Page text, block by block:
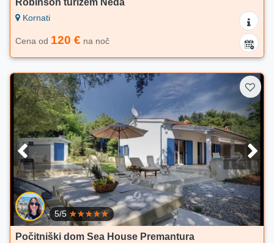
Robinson turizem Neda
Kornati
Cena od 120 € na noč
5/5
Počitniški dom Sea House Premantura